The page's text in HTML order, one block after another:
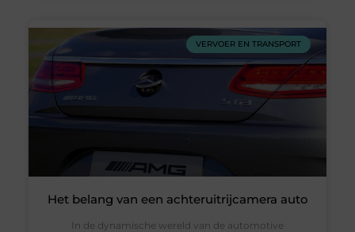
VERVOER EN TRANSPORT
Het belang van een achteruitrijcamera auto
In de dynamische wereld van de automotive